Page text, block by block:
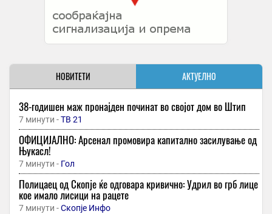
НОВИТЕТИ АКТУЕЛНО
38-годишен маж пронајден починат во својот дом во Штип
7 минути -ТВ 21
ОФИЦИЈАЛНО: Арсенал промовира капитално засилување од
Њукасл!
7 минути - Гол
Полицаец од Скопје ќе одговара кривично: Удрил во грб лице
кое имало лисици на рацете
7 минути -Скопје Инфо